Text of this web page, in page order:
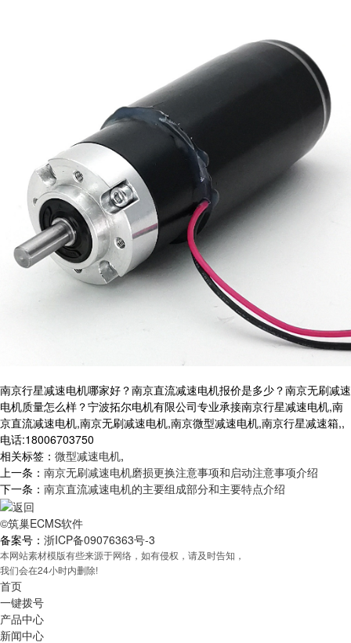
南京行星减速电机哪家好？南京直流减速电机报价是多少？南京无刷减速
电机质量怎么样？宁波拓尔电机有限公司专业承接南京行星减速电机,南
京直流减速电机,南京无刷减速电机,南京微型减速电机,南京行星减速箱,,
电话:18006703750
相关标签： 微型减速电机,
上一条： 南京无刷减速电机磨损更换注意事项和启动注意事项介绍
下一条： 南京直流减速电机的主要组成部分和主要特点介绍
©筑巢ECMS软件
备案号： 浙ICP备09076363号-3
本网站素材模版有些来源于网络，如有侵权，请及时告知，
我们会在24小时内删除!
首页
一键拨号
产品中心
新闻中心